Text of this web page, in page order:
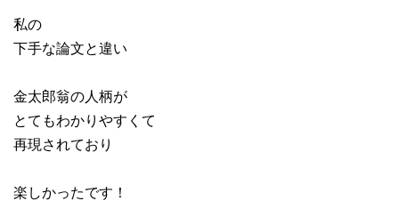
私の
下手な論文と違い
金太郎翁の人柄が
とてもわかりやすくて
再現されており
楽しかったです！